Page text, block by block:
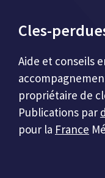
Cles-
Aide et conseils
propriétaire de
Publications par
pour la France